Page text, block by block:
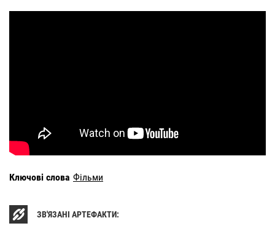
Ключові слова Фільми
ЗВ'ЯЗАНІ АРТЕФАКТИ: